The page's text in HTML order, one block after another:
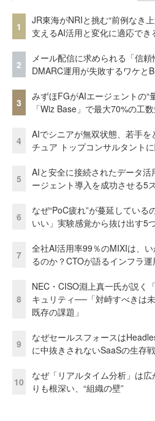
1
JR東海がNRIと挑む“前例なき
支えるAI活用と変化に適応でき
2
メール配信に求められる「信
DMARC運用が失敗するワケと
3
みずほFGがAIエージェントの
「Wiz Base」で最大70%の工
4
AIでシニアが無双状態、若手
チュア トップコンサルタントに
5
AIと安全に接続されたデータ
ージェント導入を成功させる5
6
なぜ“PoC疲れ”が蔓延してい
いい」実験感覚から抜け出す5
7
全社AI活用率99％のMIXIは、
るのか？CTOが語るインフラ
8
NEC・CISO淵上真一氏が説く
キュリティ──「対峙すべきは
既存の課題」
9
なぜセールスフォースは
に中抜きされないSaaSの生存
10
なぜ「リアルタイム分析」は
りも根深い、“組織の壁”